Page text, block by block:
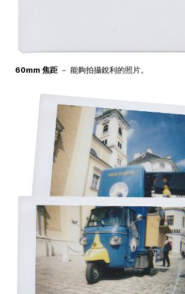
60mm 焦距 － 能夠拍攝銳利的照片。